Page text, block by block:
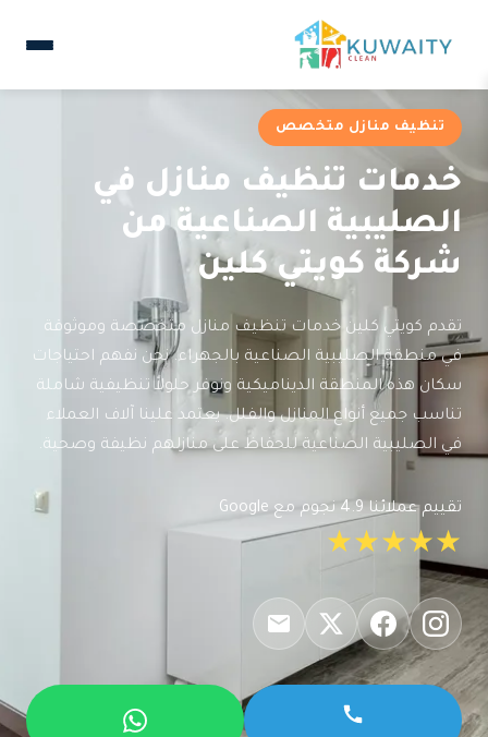
تنظيف منازل متخصص
خدمات تنظيف منازل في
الصليبية الصناعية من
شركة كويتي كلين
تقدم كويتي كلين خدمات تنظيف منازل متخصصة وموثوقة
في منطقة الصليبية الصناعية بالجهراء. نحن نفهم احتياجات
سكان هذه المنطقة الديناميكية ونوفر حلولاً تنظيفية شاملة
تناسب جميع أنواع المنازل والفلل. يعتمد علينا آلاف العملاء
في الصليبية الصناعية للحفاظ على منازلهم نظيفة وصحية.
تقييم عملائنا 4.9 نجوم مع Google
★★★★★